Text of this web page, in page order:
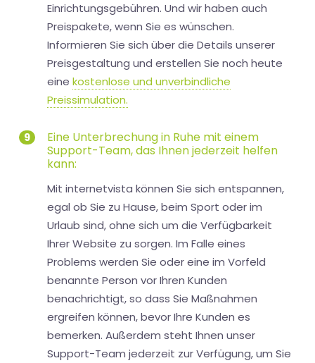
Einrichtungsgebühren. Und wir haben auch
Preispakete, wenn Sie es wünschen.
Informieren Sie sich über die Details unserer
Preisgestaltung und erstellen Sie noch heute
eine kostenlose und unverbindliche
Preissimulation.
9
Eine Unterbrechung in Ruhe mit einem
Support-Team, das Ihnen jederzeit helfen
kann:
Mit internetvista können Sie sich entspannen,
egal ob Sie zu Hause, beim Sport oder im
Urlaub sind, ohne sich um die Verfügbarkeit
Ihrer Website zu sorgen. Im Falle eines
Problems werden Sie oder eine im Vorfeld
benannte Person vor Ihren Kunden
benachrichtigt, so dass Sie Maßnahmen
ergreifen können, bevor Ihre Kunden es
bemerken. Außerdem steht Ihnen unser
Support-Team jederzeit zur Verfügung, um Sie